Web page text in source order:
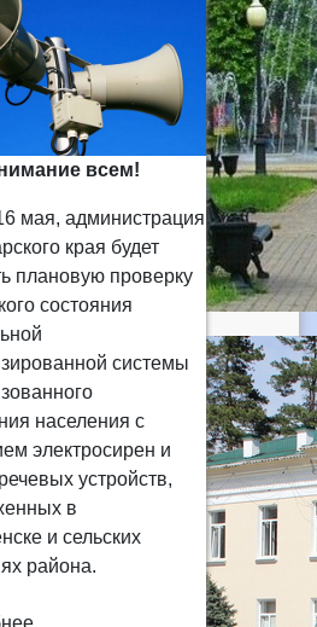
всем!
мая, администрация
края будет
плановую проверку
состояния
системы
населения с
электросирен и
устройств,
в
и сельских
района.